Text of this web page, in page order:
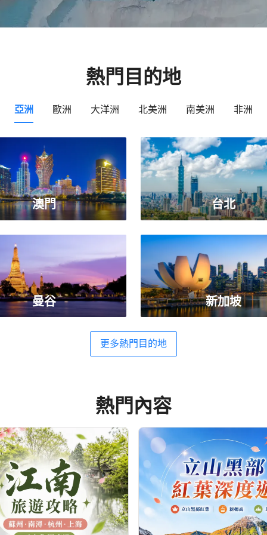
熱門目的地
亞洲 歐洲 大洋洲 北美洲 南美洲 非洲
澳門 台北
曼谷 新加坡
更多熱門目的地
熱門內容